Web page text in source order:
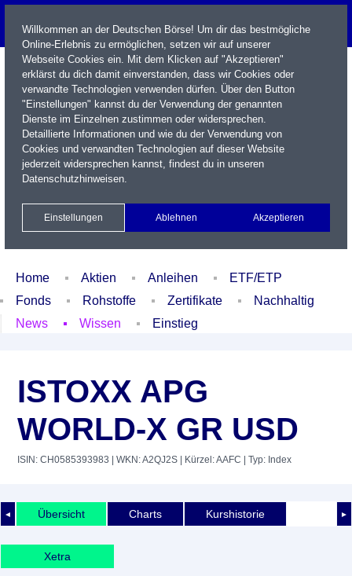
Name / WKN / ISIN / Kürzel
Xetra Realtime
Watchlist Portfolio Login
Home Aktien Anleihen
ETF/ETP
Fonds
Rohstoffe Zertifikate
Nachhaltig
News
Wissen Einstieg
ISTOXX APG
WORLD-X GR USD
ISIN: CH0585393983 | WKN: A2QJ2S | Kürzel: AAFC | Typ: Index
◄ ►
Übersicht Charts Kurshistorie
Xetra
Willkommen an der Deutschen Börse! Um dir das bestmögliche
Online-Erlebnis zu ermöglichen, setzen wir auf unserer
Webseite Cookies ein. Mit dem Klicken auf "Akzeptieren"
erklärst du dich damit einverstanden, dass wir Cookies oder
verwandte Technologien verwenden dürfen. Über den Button
"Einstellungen" kannst du der Verwendung der genannten
Dienste im Einzelnen zustimmen oder widersprechen.
Detaillierte Informationen und wie du der Verwendung von
Cookies und verwandten Technologien auf dieser Website
jederzeit widersprechen kannst, findest du in unseren
Datenschutzhinweisen.
Einstellungen Ablehnen Akzeptieren